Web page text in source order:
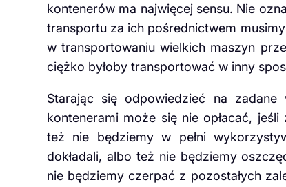
kontenerów ma najwięcej sensu. Nie
transportu za ich pośrednictwem
w transportowaniu wielkich maszyn
ciężko byłoby transportować w inny
Starając się odpowiedzieć na
kontenerami może się nie opłacać,
też nie będziemy w pełni
dokładali, albo też nie będziemy
nie będziemy czerpać z pozostałych